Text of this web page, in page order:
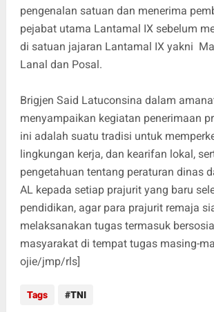
pengenalan satuan dan menerima
pejabat utama Lantamal IX sebelum
di satuan jajaran Lantamal IX yakni
Lanal dan Posal.
Brigjen Said Latuconsina dalam
menyampaikan kegiatan penerimaan
ini adalah suatu tradisi untuk
lingkungan kerja, dan kearifan lokal,
pengetahuan tentang peraturan dinas
AL kepada setiap prajurit yang baru
pendidikan, agar para prajurit remaja
melaksanakan tugas termasuk
masyarakat di tempat tugas masing-
ojie/jmp/rls]
Tags TNI